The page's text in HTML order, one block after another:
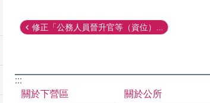
修正「公務人員晉升官等（資位）...
:::
關於下營區
關於公所